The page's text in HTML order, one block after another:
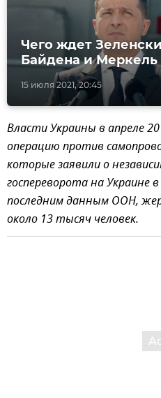
15 июля 2021, 20:45
Чего ждет
Байдена и Меркель
Власти Украины в апреле
операцию против
которые заявили о
госпереворота на Украине
последним данным ООН,
около 13 тысяч человек.